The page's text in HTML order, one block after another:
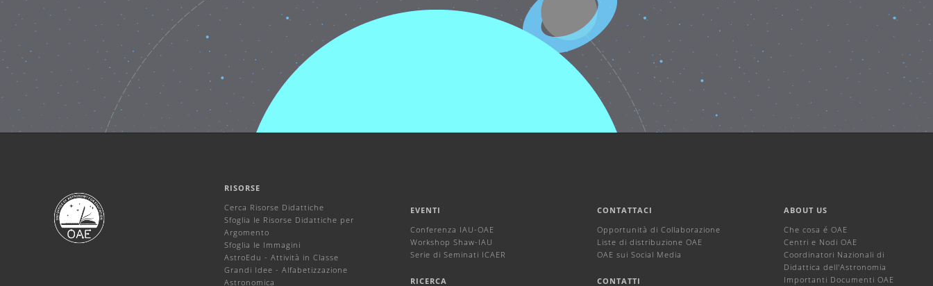
RISORSE
Cerca Risorse Didattiche
Sfoglia le Risorse Didattiche per
Argomento
Sfoglia le Immagini
AstroEdu - Attività in Classe
Grandi Idee - Alfabetizzazione
Astronomica
EVENTI
Conferenza IAU-OAE
Workshop Shaw-IAU
Serie di Seminati ICAER
RICERCA
CONTATTACI
Opportunità di Collaborazione
Liste di distribuzione OAE
OAE sui Social Media
CONTATTI
ABOUT US
Che cosa é OAE
Centri e Nodi OAE
Coordinatori Nazionali di
Didattica dell'Astronomia
Importanti Documenti OAE